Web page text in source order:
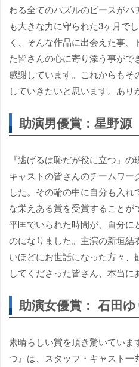
わる全てのパズルのピースがパ
も大きな力に守られた3ヶ月で
く、そんな作品に出会えた事
た皆さんの心に寄り添う事がで
感謝しています。これからも
していきたいと思います。あり
助演男優賞：星野源
『逃げるは恥だが役に立つ』の
キャストの皆さんのチームワ
した。その輪の中に自分も入れ
な栄えある賞を受賞すること
平匡でいられた時間が、自分に
のになりました。主演の新垣結
いほどにお世話になった方々
してくださった皆さん、本当に
助演女優賞： 石田
素晴らしい賞を頂き驚いていま
つ』は、スタッフ・キャスト一